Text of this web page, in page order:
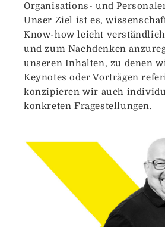
Organisations- und
Unser Ziel ist es,
Know-how leicht
und zum Nachdenken
unseren Inhalten, zu denen
Keynotes oder Vorträgen
konzipieren wir auch
konkreten Fragestellungen.